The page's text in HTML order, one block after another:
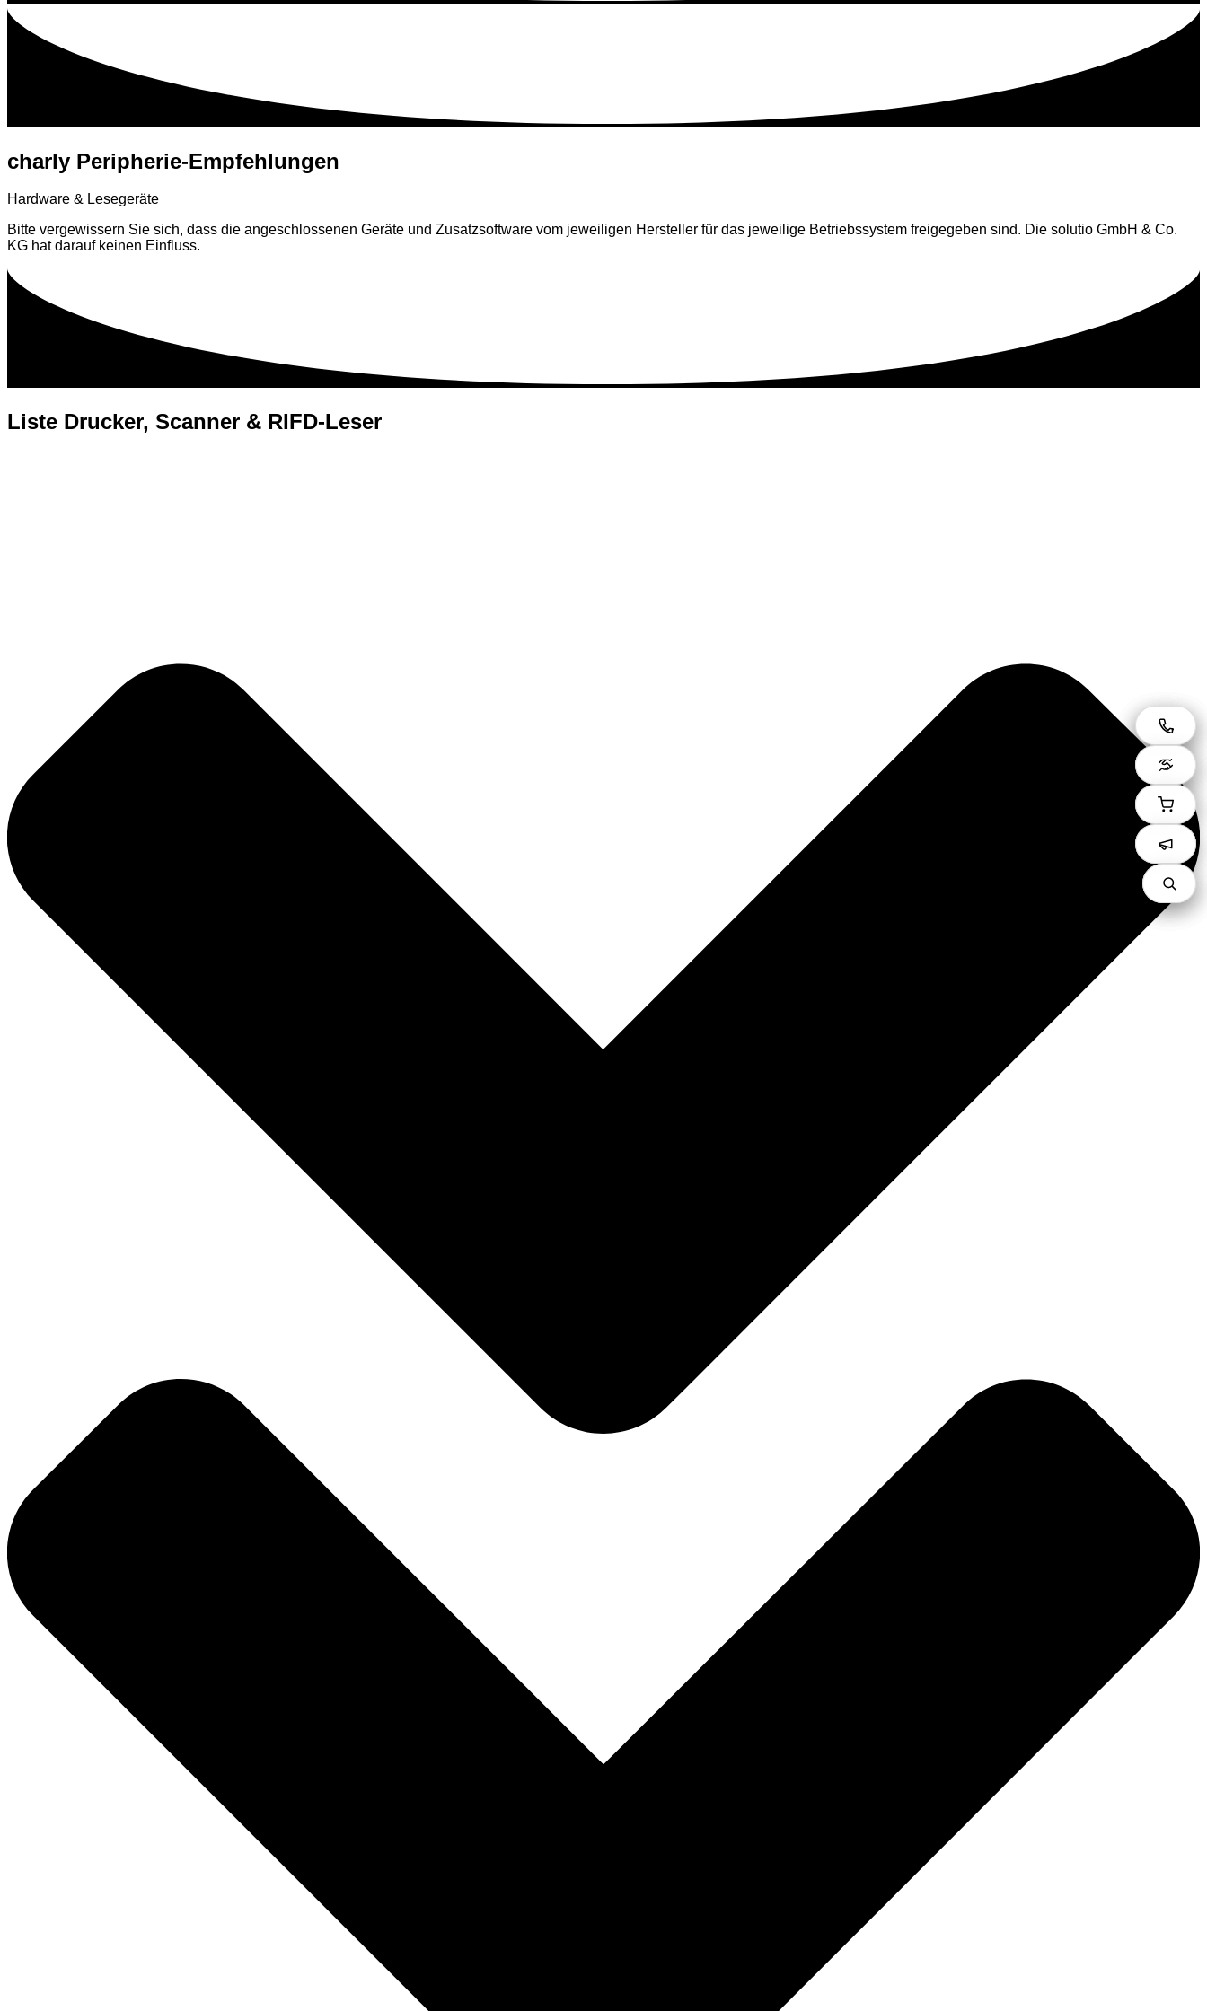
charly Peripherie-Empfehlungen
Hardware & Lesegeräte
Bitte vergewissern Sie sich, dass die angeschlossenen Geräte und Zusatzsoftware vom jeweiligen Hersteller für das jeweilige Betriebssystem freigegeben sind. Die solutio GmbH & Co.
KG hat darauf keinen Einfluss.
Liste Drucker, Scanner & RIFD-Leser